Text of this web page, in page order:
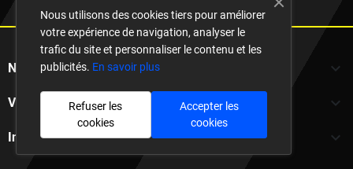
Notre société 
Votre compte 
Informations 
Nous utilisons des cookies tiers pour améliorer
votre expérience de navigation, analyser le
trafic du site et personnaliser le contenu et les
publicités. En savoir plus
Accepter les
cookies
Refuser les
cookies